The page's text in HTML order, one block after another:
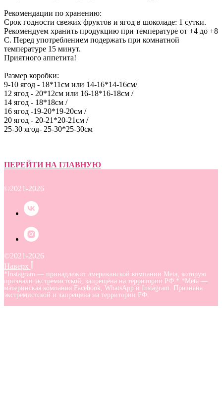
Рекомендации по хранению:
Срок годности свежих фруктов и ягод в шоколаде: 1 сутки.
Рекомендуем хранить продукцию при температуре от +4 до +8
С. Перед употреблением подержать при комнатной
температуре 15 минут.
​Приятного аппетита!
Размер коробки:
9-10 ягод - 18*11см или 14-16*14-16см/
12 ягод - 20*12см или 16-18*16-18см /
14 ягод - 18*18см /
16 ягод -19-20*19-20см /
20 ягод - 20-21*20-21см /
25-30 ягод- 25-30*25-30см
ПЕРЕЙТИ НА ГЛАВНУЮ
©2021-2026
©2021-2026
Наверх
*Instagram — принадлежит американской компании Meta, которую
признали экстремистской, запрещёна на территории РФ.* *Meta —
материнская компания Facebook, WhatsApp и Instagram. Признана
экстремистской и запрещена на территории РФ.